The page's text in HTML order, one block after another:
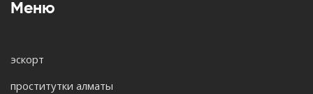
Меню
эскорт
проститутки алматы